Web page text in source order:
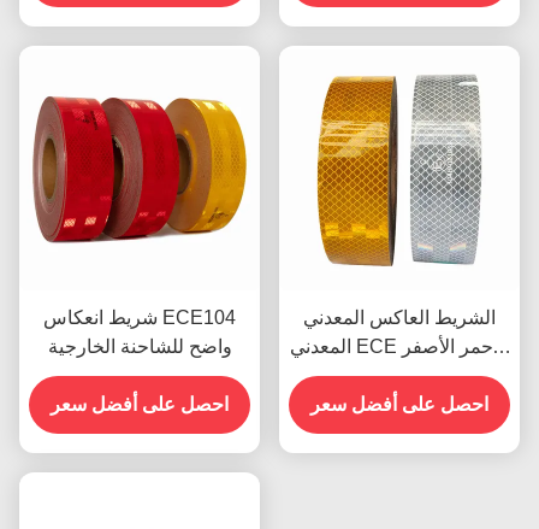
شريط انعكاس ECE104
واضح للشاحنة الخارجية
احصل على أفضل سعر
الشريط العاكس المعدني
المعدني ECE الأحمر الأصفر
الأبيض للمقطورة
احصل على أفضل سعر